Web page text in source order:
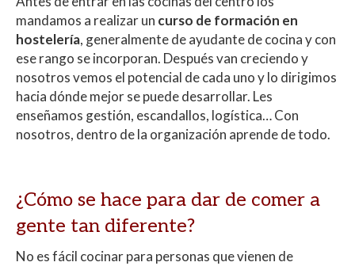
mandamos a realizar un curso de formación en
hostelería, generalmente de ayudante de cocina y con
ese rango se incorporan. Después van creciendo y
nosotros vemos el potencial de cada uno y lo dirigimos
hacia dónde mejor se puede desarrollar. Les
enseñamos gestión, escandallos, logística… Con
nosotros, dentro de la organización aprende de todo.
¿Cómo se hace para dar de comer a
gente tan diferente?
No es fácil cocinar para personas que vienen de